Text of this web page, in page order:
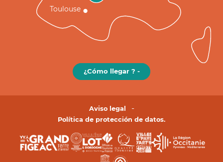
Toulouse
¿Cómo llegar ? -
Aviso legal
Política de protección de datos.